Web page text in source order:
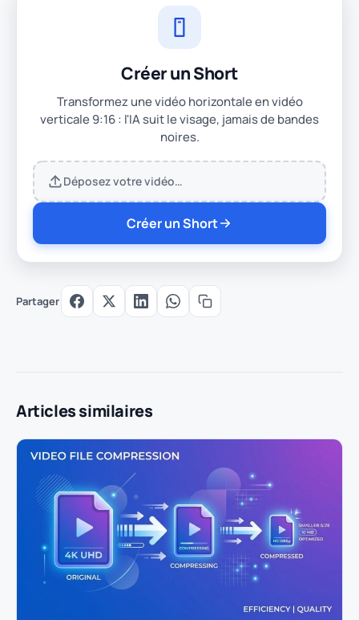
Partager
Créer un Short
Transformez une vidéo horizontale en vidéo
verticale 9:16 : l'IA suit le visage, jamais de bandes
noires.
Déposez votre vidéo…
Créer un Short
Articles similaires